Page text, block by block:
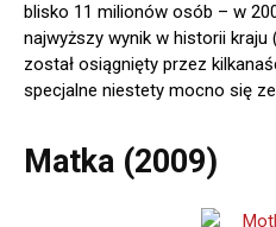
blisko 11 milionów osób – w
najwyższy wynik w historii
został osiągnięty przez
specjalne niestety mocno się
Matka (2009)